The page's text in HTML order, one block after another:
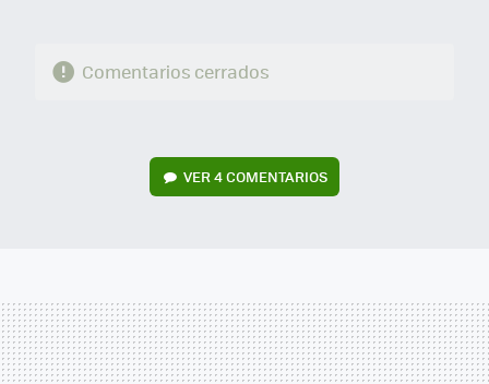
Comentarios cerrados
VER4 COMENTARIOS